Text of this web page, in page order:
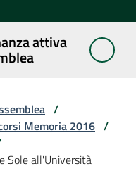
attiva
/
Memoria 2016 /
Sole all'Università